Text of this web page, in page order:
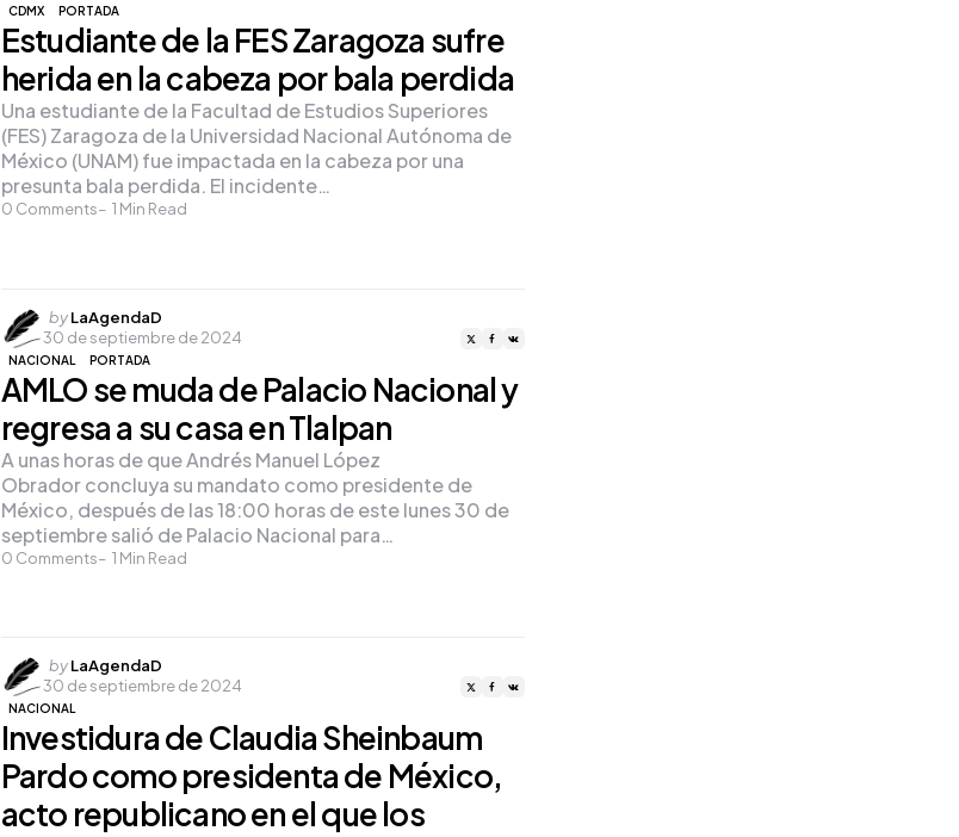
CDMX PORTADA
Estudiante de la FES Zaragoza sufre
herida en la cabeza por bala perdida
0 Comments 1 Min Read
Una estudiante de la Facultad de Estudios Superiores
(FES) Zaragoza de la Universidad Nacional Autónoma de
México (UNAM) fue impactada en la cabeza por una
presunta bala perdida. El incidente…
Posted
by
by LaAgendaD
30 de septiembre de 2024
NACIONAL PORTADA
AMLO se muda de Palacio Nacional y
regresa a su casa en Tlalpan
0 Comments 1 Min Read
A unas horas de que Andrés Manuel López
Obrador concluya su mandato como presidente de
México, después de las 18:00 horas de este lunes 30 de
septiembre salió de Palacio Nacional para…
Posted
by
by LaAgendaD
30 de septiembre de 2024
NACIONAL
Investidura de Claudia Sheinbaum
Pardo como presidenta de México,
acto republicano en el que los